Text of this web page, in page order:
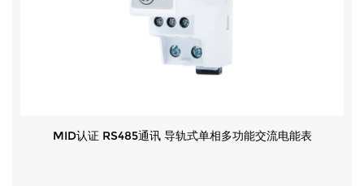
MID认证 RS485通讯 导轨式单相多功能交流电能表